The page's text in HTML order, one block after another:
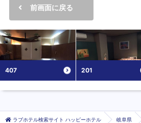
前画面に戻る
407 201
ラブホテル検索サイト ハッピーホテル 岐阜県